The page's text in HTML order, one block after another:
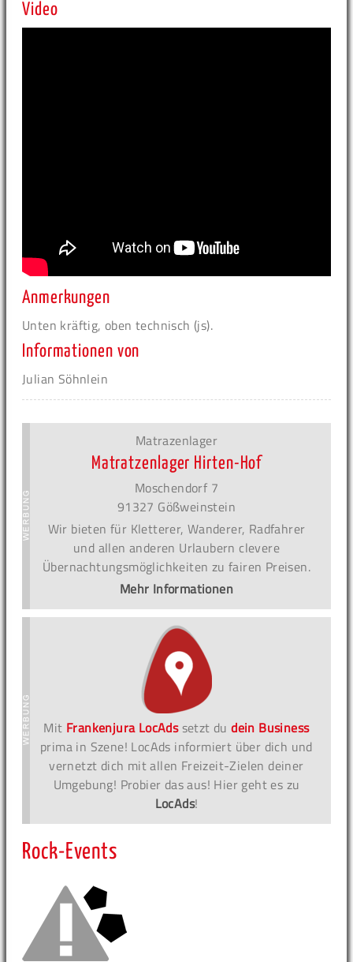
Video
Anmerkungen
Unten kräftig, oben technisch (js).
Informationen von
Julian Söhnlein
Matrazenlager
Matratzenlager Hirten-Hof
Moschendorf 7
91327 Gößweinstein
Wir bieten für Kletterer, Wanderer, Radfahrer
und allen anderen Urlaubern clevere
Übernachtungsmöglichkeiten zu fairen Preisen.
Mehr Informationen
Mit Frankenjura LocAdssetzt dudein Business
prima in Szene! LocAds informiert über dich und
vernetzt dich mit allen Freizeit-Zielen deiner
Umgebung! Probier das aus! Hier geht es zu
LocAds!
Rock-Events